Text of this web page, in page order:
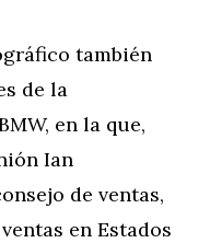
también
de la
en la que,
Ian
de ventas,
en Estados